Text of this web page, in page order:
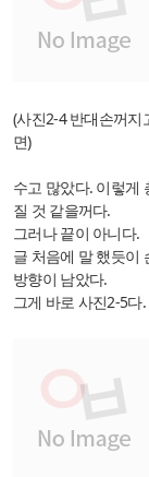
(사진2-4 반대손꺼지
면)
수고 많았다. 이렇게
질 것 같을꺼다.
그러나 끝이 아니다.
글 처음에 말 했듯이
방향이 남았다.
그게 바로 사진2-5다.